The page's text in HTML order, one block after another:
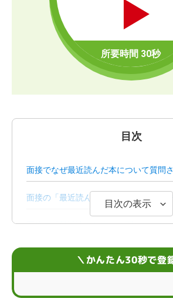
目次
面接でなぜ最近読んだ本について質問
面接の「最近読んだ本」におすすめの
面接で「最近読んだ本」を聞かれたと
目次の表示
＼かんたん30秒で登